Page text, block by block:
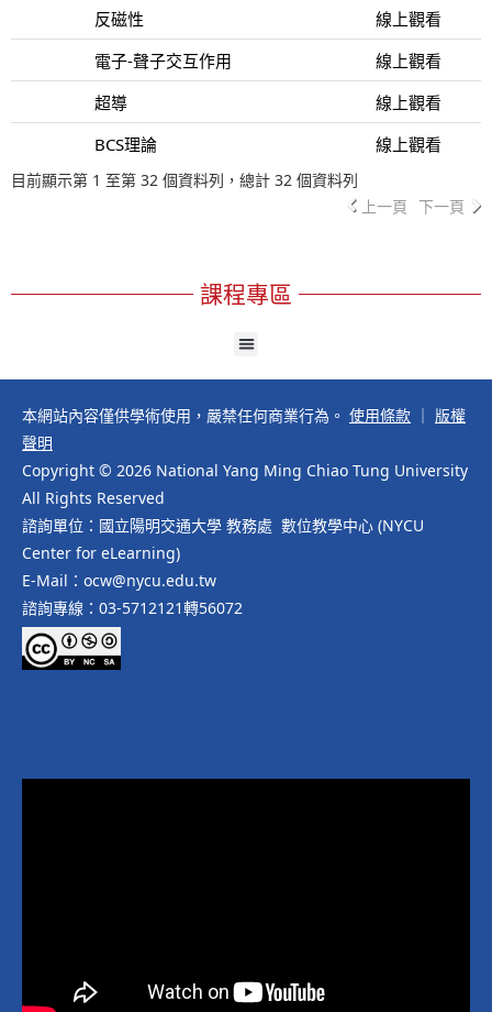
反磁性
線上觀看
電子-聲子交互作用
線上觀看
超導
線上觀看
BCS理論
線上觀看
目前顯示第 1 至第 32 個資料列，總計 32 個資料列
上一頁 下一頁
課程專區
本網站內容僅供學術使用，嚴禁任何商業行為。 使用條款
版權
聲明
Copyright © 2026 National Yang Ming Chiao Tung University
All Rights Reserved
諮詢單位：國立陽明交通大學 教務處 數位教學中心 (NYCU
Center for eLearning)
E-Mail：ocw@nycu.edu.tw
諮詢專線：03-5712121轉56072